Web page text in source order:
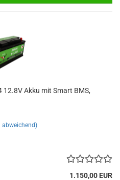
12.8V Akku mit Smart BMS,
abweichend)
1.150,00 EUR